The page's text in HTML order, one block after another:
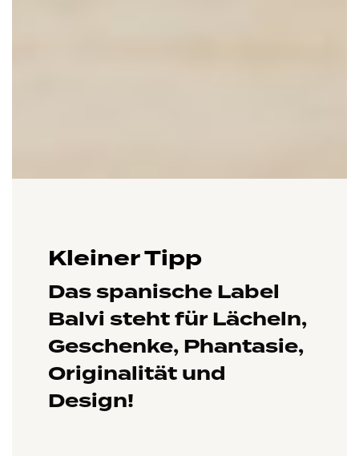
Kleiner Tipp
Das spanische Label
Balvi steht für Lächeln,
Geschenke, Phantasie,
Originalität und
Design!